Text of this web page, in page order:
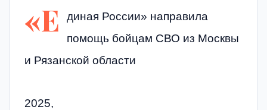
«Е
диная России» направила
помощь бойцам СВО из Москвы
и Рязанской области
2025,